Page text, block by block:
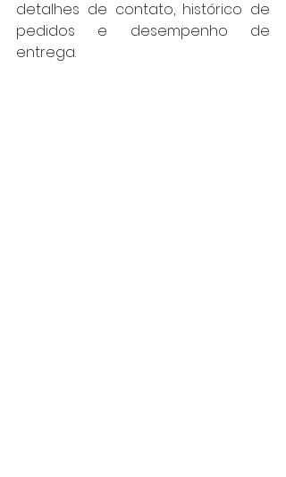
detalhes de contato, histórico de
pedidos e desempenho de
entrega.